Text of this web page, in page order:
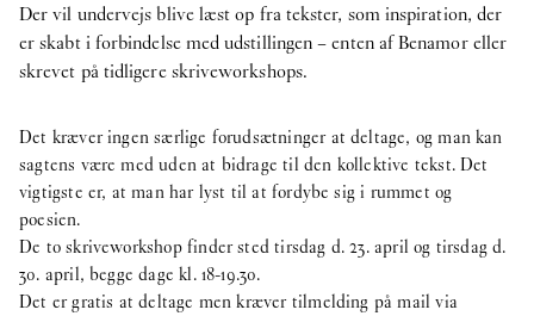
Der vil undervejs blive læst op fra tekster, som inspiration, der
er skabt i forbindelse med udstillingen – enten af Benamor eller
skrevet på tidligere skriveworkshops.
Det kræver ingen særlige forudsætninger at deltage, og man kan
sagtens være med uden at bidrage til den kollektive tekst. Det
vigtigste er, at man har lyst til at fordybe sig i rummet og
poesien.
De to skriveworkshop finder sted tirsdag d. 23. april og tirsdag d.
30. april, begge dage kl. 18-19.30.
Det er gratis at deltage men kræver tilmelding på mail via